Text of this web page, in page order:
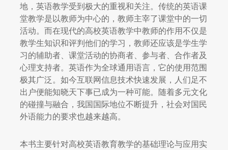
地，英语教学受到极大的重视和关注。传统的英语课
堂教学是以教师为中心的，教师主宰了课堂中的一切
活动。而在现代的高校英语教学中教师的作用不仅是
教学生知识和评判他们的学习，教师还应该是学生学
习的辅助者、课堂活动的协商者、参与者、合作者及
心理支持者。英语作为全球通用语言，它的使用范围
极其广泛。如今互联网信息技术快速发展，人们足不
出户便能知晓天下事已成为一种可能。随着多元文化
的碰撞与融合，我国国际地位不断提升，社会对国民
外语能力的要求也越来越高。
本书主要针对高校英语教育教学的基础理论与应用实